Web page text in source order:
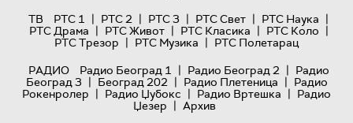
ТВ
РТС 1 | РТС 2 | РТС 3 | РТС Свет | РТС Наука |
РТС Драма | РТС Живот | РТС Класика | РТС Коло |
РТС Трезор | РТС Музика | РТС Полетарац
РАДИО
Радио Београд 1 | Радио Београд 2 | Радио
Београд 3 | Београд 202 | Радио Плетеница | Радио
Рокенролер | Радио Џубокс | Радио Вртешка | Радио
Џезер | Архив